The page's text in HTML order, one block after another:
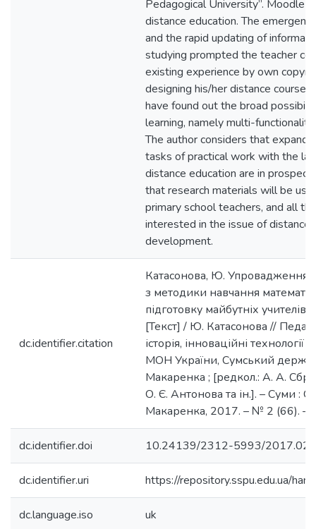
Pedagogical University”. Moodle
distance education. The
and the rapid updating of
studying prompted the teacher
existing experience by own
designing his/her distance course.
have found out the broad
learning, namely multi-
The author considers that
tasks of practical work with the
distance education are in
that research materials will be
primary school teachers, and all
interested in the issue of distance
development.
dc.identifier.citation
Катасонова, Ю. Упровадження
з методики навчання
підготовку майбутніх учителів
[Текст] / Ю. Катасонова //
історія, інноваційні
МОН України, Сумський держ.
Макаренка ; [редкол.: А. А.
О. Є. Антонова та ін.]. – Суми :
Макаренка, 2017. – № 2 (66). –
dc.identifier.doi 10.24139/2312-5993/
dc.identifier.uri https://repository.sspu.edu.ua/
dc.language.iso uk